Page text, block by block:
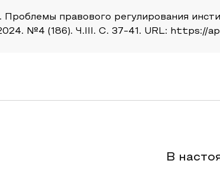
правового регулирования
2024. №4 (186). Ч.III. С. 37-41. URL:
В